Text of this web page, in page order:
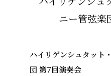
ハイリゲンシュタット
団 第7回演奏会